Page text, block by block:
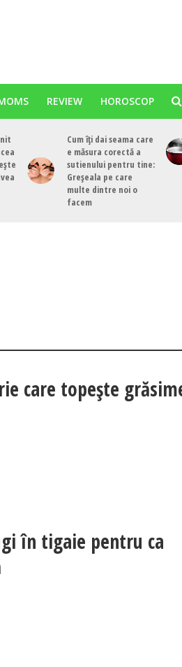
REVIEW HOROSCOP
Cum îți dai seama care
e măsura corectă a
sutienului pentru tine:
Greșeala pe care
multe dintre noi o
facem
care topește
în tigaie pentru ca